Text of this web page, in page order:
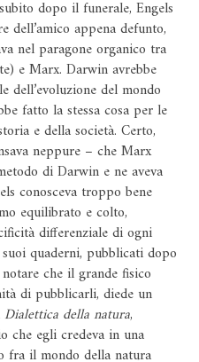
dopo il funerale, Engels
dell’amico appena defunto,
nel paragone organico tra
e Marx. Darwin avrebbe
dell’evoluzione del mondo
fatto la stessa cosa per le
e della società. Certo,
neppure – che Marx
di Darwin e ne aveva
conosceva troppo bene
equilibrato e colto,
differenziale di ogni
quaderni, pubblicati dopo
che il grande fisico
di pubblicarli, diede un
Dialettica della natura,
che egli credeva in una
fra il mondo della natura